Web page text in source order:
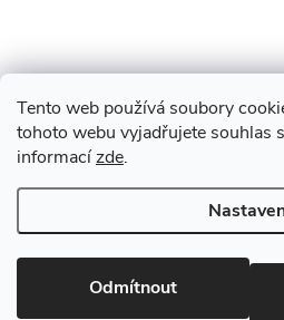
Tento web používá soubory
tohoto webu vyjadřujete souhlas
informacízde.
Odmítnout
Z
á
p
a
Copyright 2026www.vyrejeme.cz.
nastavení